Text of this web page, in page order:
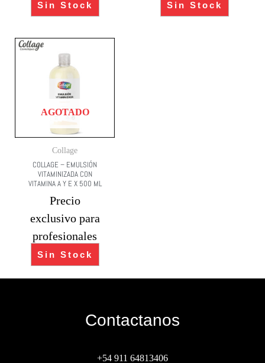
Sin Stock Sin Stock
AGOTADO
Collage
COLLAGE – EMULSIÓN
VITAMINIZADA CON
VITAMINA A Y E X 500 ML
Precio
exclusivo para
profesionales
Sin Stock
Contactanos
+54 911 64813406